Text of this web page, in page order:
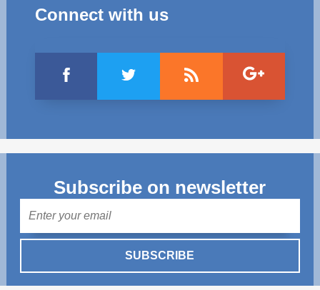
Connect with us
Subscribe on newsletter
SUBSCRIBE